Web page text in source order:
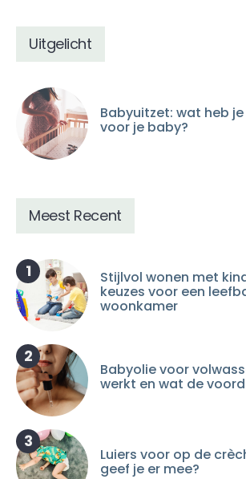
Uitgelicht
Babyuitzet: wat heb
voor je baby?
Meest Recent
1 Stijlvol wonen met
keuzes voor een
woonkamer
2
Babyolie voor
werkt en wat de
3
Luiers voor op de
geef je er mee?